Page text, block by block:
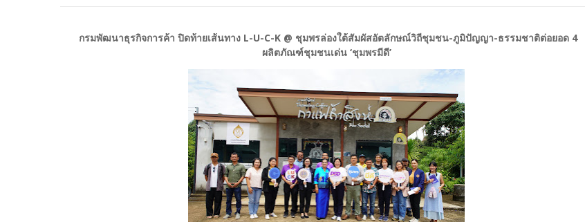
กรมพัฒนาธุรกิจการค้า ปิดท้ายเส้นทาง L-U-C-K @ ชุมพรล่องใต้สัมผัสอัตลักษณ์วิถีชุมชน-ภูมิปัญญา-ธรรมชาติต่อยอด 4
ผลิตภัณฑ์ชุมชนเด่น ‘ชุมพรมีดี’